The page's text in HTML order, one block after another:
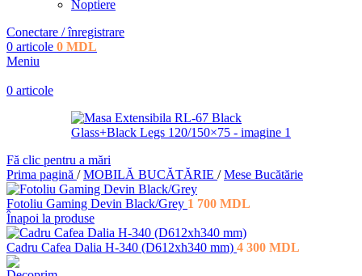
Noptiere
Conectare / înregistrare
0 articole 0 MDL
Meniu
0 articole
Fă clic pentru a mări
Prima pagină / MOBILĂ BUCĂTĂRIE / Mese Bucătărie
Fotoliu Gaming Devin Black/Grey 1 700 MDL
Înapoi la produse
Cadru Cafea Dalia H-340 (D612xh340 mm) 4 300 MDL